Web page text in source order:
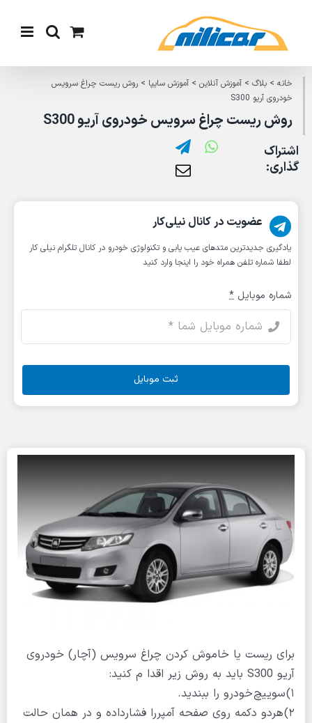
content
خانه> بلاگ> آموزش آنلاین> آموزش سایپا > روش ریست چراغ سرویس
خودروی آریو S300
روش ریست چراغ سرویس خودروی آریو S300
اشتراک
گذاری:
برای ریست یا خاموش کردن چراغ سرویس (آچار) خودروی
آریو S300 باید به روش زیر اقدا م کنید:
۱) سوییچ خودرو را ببندید.
۲) هردو دکمه روی صفحه آمپررا فشارداده و در همان حالت
عضویت در کانال نیلی‌کار
یادگیری جدیدترین متد‌های عیب یابی‌ و تکنولوژی خودرو در کانال تلگرام نیلی کار
لطفا شماره تلفن همراه خود را اینجا وارد کنید
شماره موبایل *
ثبت موبایل